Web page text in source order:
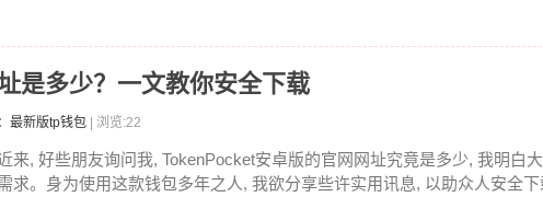
是多少？一文教你安全下载
最新版tp钱包 | 浏览:22
来, 好些朋友询问我, TokenPocket安卓版的官网网址究竟是多少, 我明白
求。身为使用这款钱包多年之人, 我欲分享些许实用讯息, 以助众人安全下